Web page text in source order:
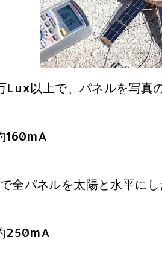
以上で、パネルを写真
160mA
全パネルを太陽と水平に
250mA